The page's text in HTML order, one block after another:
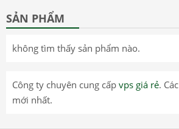
SẢN PHẨM
không tìm thấy sản phẩm nào.
Công ty chuyên cung cấp vps giá rẻ. Các
mới nhất.